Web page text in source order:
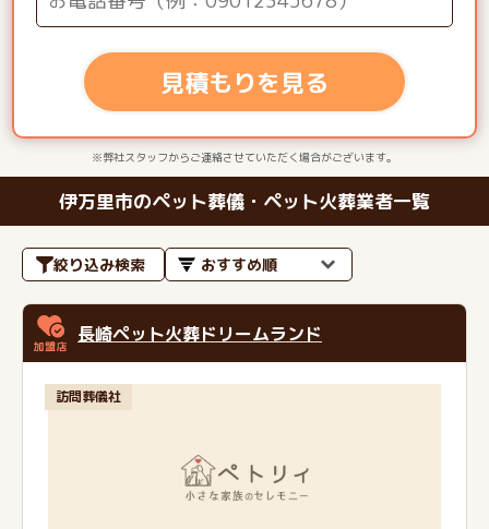
見積もりを見る
※弊社スタッフからご連絡させていただく場合がございます。
伊万里市のペット葬儀・ペット火葬業者一覧
絞り込み検索
長崎ペット火葬ドリームランド
訪問葬儀社